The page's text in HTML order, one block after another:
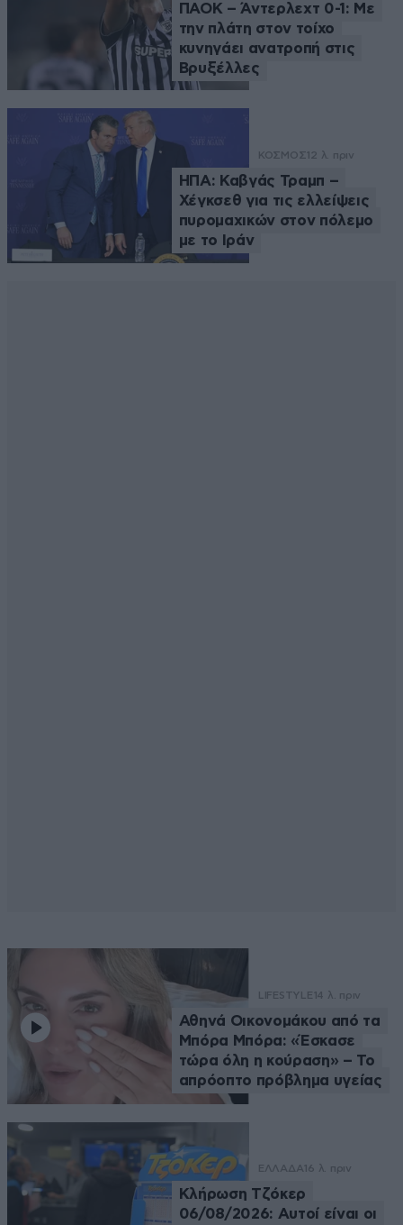
ΠΑΟΚ – Άντερλεχτ 0-1: Με
την πλάτη στον τοίχο
κυνηγάει ανατροπή στις
Βρυξέλλες
ΚΟΣΜΟΣ 12 λ. πριν
ΗΠΑ: Καβγάς Τραμπ –
Χέγκσεθ για τις ελλείψεις
πυρομαχικών στον πόλεμο
με το Ιράν
LIFESTYLE 14 λ. πριν
Αθηνά Οικονομάκου από τα
Μπόρα Μπόρα: «Έσκασε
τώρα όλη η κούραση» – Το
απρόοπτο πρόβλημα υγείας
ΕΛΛΑΔΑ 16 λ. πριν
Κλήρωση Τζόκερ
06/08/2026: Αυτοί είναι οι